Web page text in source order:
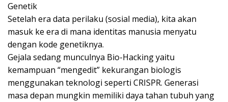
Genetik
Setelah era data perilaku (sosial media), kita akan
masuk ke era di mana identitas manusia menyatu
dengan kode genetiknya.
Gejala sedang munculnya Bio-Hacking yaitu
kemampuan “mengedit” kekurangan biologis
menggunakan teknologi seperti CRISPR. Generasi
masa depan mungkin memiliki daya tahan tubuh yang